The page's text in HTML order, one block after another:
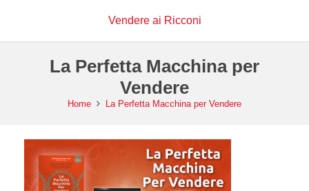
Vendere ai Ricconi
La Perfetta Macchina per
Vendere
Home La Perfetta Macchina per Vendere